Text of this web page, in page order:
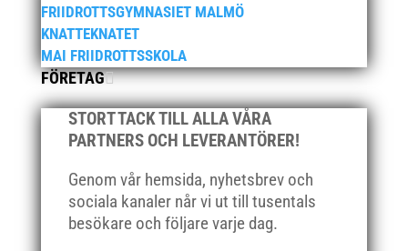
FRIIDROTTSGYMNASIET MALMÖ
KNATTEKNATET
MAI FRIIDROTTSSKOLA
FÖRETAG
STORT TACK TILL ALLA VÅRA
PARTNERS OCH LEVERANTÖRER!
Genom vår hemsida, nyhetsbrev och
sociala kanaler når vi ut till tusentals
besökare och följare varje dag.
september 2020
augusti 2020
juni 2020
april 2020
mars 2020
januari 2020
november 2019